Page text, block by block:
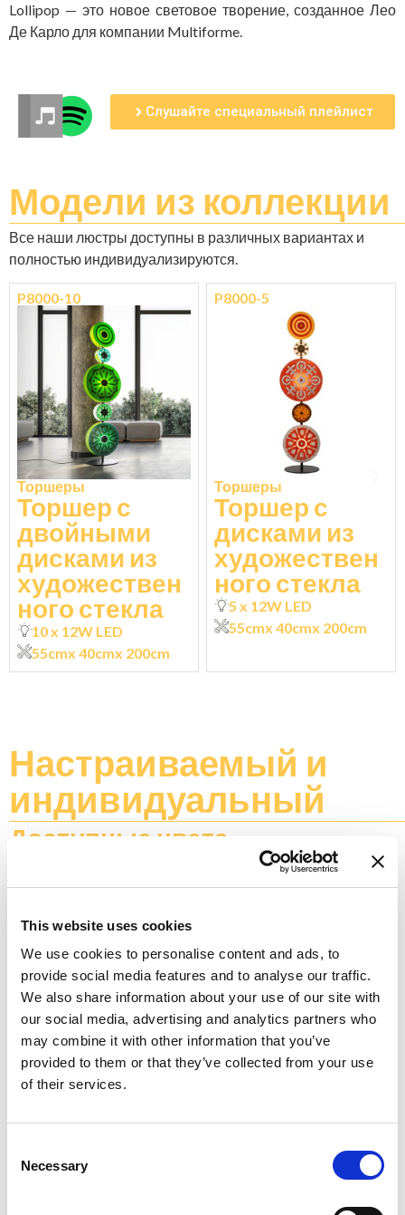
This website uses cookies
We use cookies to personalise content and ads, to
provide social media features and to analyse our traffic.
We also share information about your use of our site with
our social media, advertising and analytics partners who
may combine it with other information that you’ve
provided to them or that they’ve collected from your use
of their services.
Selection
Necessary
Lollipop — это новое световое творение, созданное Лео
Де Карло для компании Multiforme.
Слушайте специальный плейлист
Модели из коллекции
Все наши люстры доступны в различных вариантах и ​​
полностью индивидуализируются.
Торшеры
Торшер с
двойными
дисками из
художествен
ного стекла
P8000-10
10 x 12W LED
55cmx 40cmx 200cm
Торшеры
Торшер с
дисками из
художествен
ного стекла
P8000-5
5 x 12W LED
55cmx 40cmx 200cm
Настраиваемый и
индивидуальный
Доступные цвета
BLUEBERRY
STRAWBERRY